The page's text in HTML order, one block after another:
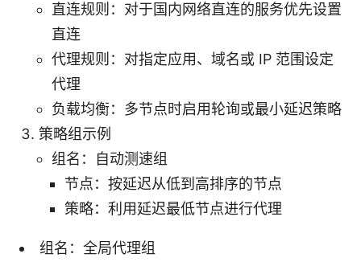
直连规则：对于国内网络直连的服务优先设置
直连
代理规则：对指定应用、域名或 IP 范围设定
代理
负载均衡：多节点时启用轮询或最小延迟策略
策略组示例
组名：自动测速组
节点：按延迟从低到高排序的节点
策略：利用延迟最低节点进行代理
组名：全局代理组